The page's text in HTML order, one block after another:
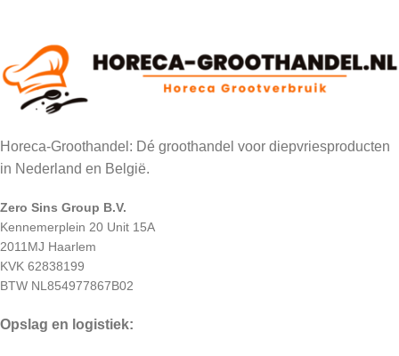
Horeca-Groothandel: Dé groothandel voor diepvriesproducten
in Nederland en België.
Zero Sins Group B.V.
Kennemerplein 20 Unit 15A
2011MJ Haarlem
KVK 62838199
BTW NL854977867B02
Opslag en logistiek: